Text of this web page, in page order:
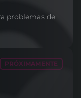
problemas de
PRÓXIMAMENTE